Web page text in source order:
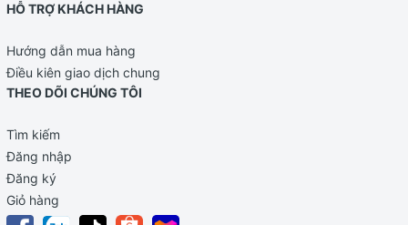
HỖ TRỢ KHÁCH HÀNG
Hướng dẫn mua hàng
Điều kiên giao dịch chung
THEO DÕI CHÚNG TÔI
Tìm kiếm
Đăng nhập
Đăng ký
Giỏ hàng